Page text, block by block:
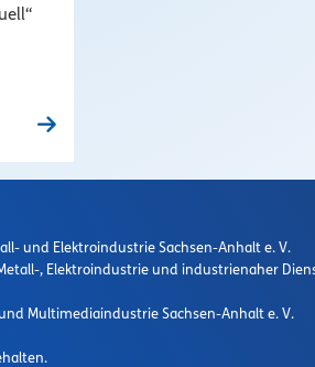
und Elektroindustrie Sachsen-Anhalt e. V.
, Elektroindustrie und industrienaher
Multimediaindustrie Sachsen-Anhalt e. V.